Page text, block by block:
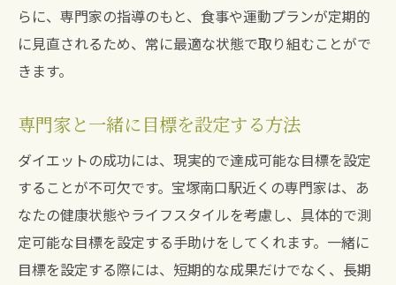
らに、専門家の指導のもと、食事や運動プランが定期的
に見直されるため、常に最適な状態で取り組むことがで
きます。
専門家と一緒に目標を設定する方法
ダイエットの成功には、現実的で達成可能な目標を設定
することが不可欠です。宝塚南口駅近くの専門家は、あ
なたの健康状態やライフスタイルを考慮し、具体的で測
定可能な目標を設定する手助けをしてくれます。一緒に
目標を設定する際には、短期的な成果だけでなく、長期